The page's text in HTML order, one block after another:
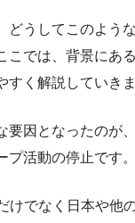
どうしてこのよう
こでは、背景にあ
すく解説していきま
要因となったのが
活動の停止です。
けでなく日本や他